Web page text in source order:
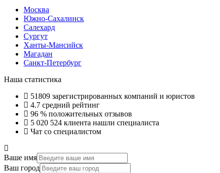
Москва
Южно-Сахалинск
Салехард
Сургут
Ханты-Мансийск
Магадан
Санкт-Петербург
Наша статистика
51809 зарегистрированных компаний и юристов
4.7 средний рейтинг
96 % положительных отзывов
5 020 524 клиента нашли специалиста
Чат со специалистом
Ваше имя
Ваш город